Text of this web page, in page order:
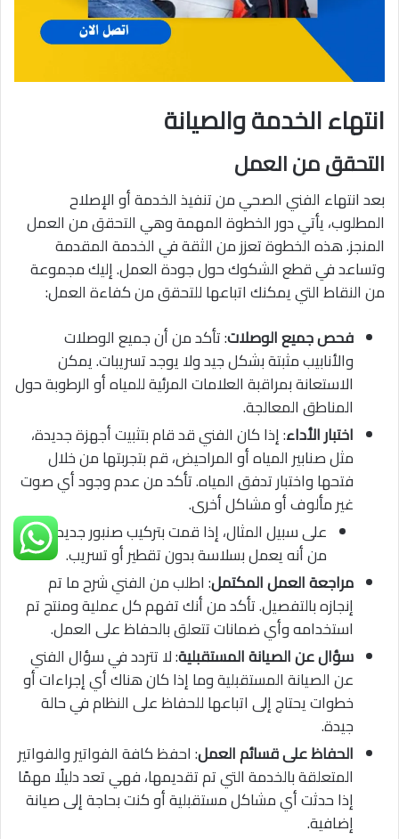
انتهاء الخدمة والصيانة
التحقق من العمل
بعد انتهاء الفني الصحي من تنفيذ الخدمة أو الإصلاح
المطلوب، يأتي دور الخطوة المهمة وهي التحقق من العمل
المنجز. هذه الخطوة تعزز من الثقة في الخدمة المقدمة
وتساعد في قطع الشكوك حول جودة العمل. إليك مجموعة
من النقاط التي يمكنك اتباعها للتحقق من كفاءة العمل:
فحص جميع الوصلات: تأكد من أن جميع الوصلات
والأنابيب مثبتة بشكل جيد ولا يوجد تسريبات. يمكن
الاستعانة بمراقبة العلامات المرئية للمياه أو الرطوبة حول
المناطق المعالجة.
اختبار الأداء: إذا كان الفني قد قام بتثبيت أجهزة جديدة،
مثل صنابير المياه أو المراحيض، قم بتجربتها من خلال
فتحها واختبار تدفق المياه. تأكد من عدم وجود أي صوت
غير مألوف أو مشاكل أخرى.
على سبيل المثال، إذا قمت بتركيب صنبور جديد، تأكد
من أنه يعمل بسلاسة بدون تقطير أو تسريب.
مراجعة العمل المكتمل: اطلب من الفني شرح ما تم
إنجازه بالتفصيل. تأكد من أنك تفهم كل عملية ومنتج تم
استخدامه وأي ضمانات تتعلق بالحفاظ على العمل.
سؤال عن الصيانة المستقبلية: لا تتردد في سؤال الفني
عن الصيانة المستقبلية وما إذا كان هناك أي إجراءات أو
خطوات يحتاج إلى اتباعها للحفاظ على النظام في حالة
جيدة.
الحفاظ على قسائم العمل: احفظ كافة الفواتير والفواتير
المتعلقة بالخدمة التي تم تقديمها، فهي تعد دليلًا مهمًا
إذا حدثت أي مشاكل مستقبلية أو كنت بحاجة إلى صيانة
إضافية.